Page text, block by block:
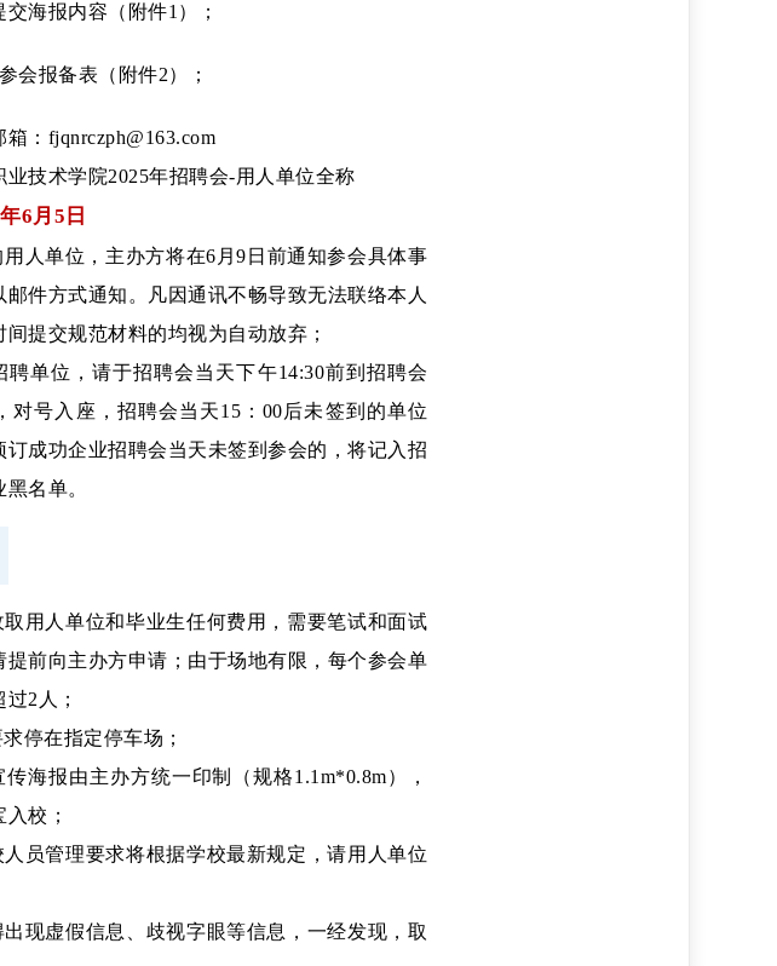
海报内容（附件1）；
会报备表（附件2）；
： fjqnrczph@163.com
业技术学院2025年招聘会-用人单位全称
6月5日
人单位，主办方将在6月9日前通知参会具体事
邮件方式通知。凡因通讯不畅导致无法联络本人
提交规范材料的均视为自动放弃；
聘单位，请于招聘会当天下午14:30前到招聘会
对号入座，招聘会当天15：00后未签到的单位
订成功企业招聘会当天未签到参会的，将记入招
名单。
用人单位和毕业生任何费用，需要笔试和面试
提前向主办方申请；由于场地有限，每个参会单
2人；
停在指定停车场；
海报由主办方统一印制（规格1.1m*0.8m），
校；
员管理要求将根据学校最新规定，请用人单位
现虚假信息、歧视字眼等信息，一经发现，取